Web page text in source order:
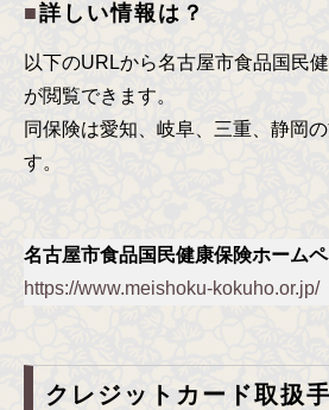
詳しい情報は？
以下のURLから名古屋市食品国民
が閲覧できます。
同保険は愛知、岐阜、三重、静岡
す。
名古屋市食品国民健康保険ホーム
https://www.meishoku-kokuho.or.jp/
クレジットカード取扱